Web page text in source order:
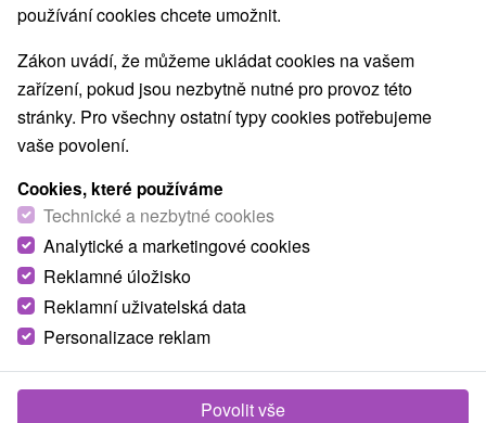
používání cookies chcete umožnit.
Zákon uvádí, že můžeme ukládat cookies na vašem
zařízení, pokud jsou nezbytně nutné pro provoz této
stránky. Pro všechny ostatní typy cookies potřebujeme
vaše povolení.
Cookies, které používáme
Technické a nezbytné cookies
Analytické a marketingové cookies
Reklamné úložisko
Reklamní uživatelská data
Personalizace reklam
Povolit vše